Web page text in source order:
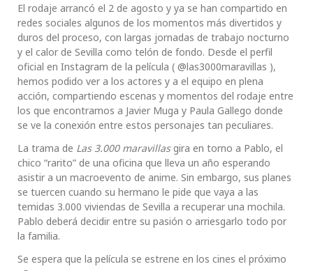
El rodaje arrancó el 2 de agosto y ya se han compartido en
redes sociales algunos de los momentos más divertidos y
duros del proceso, con largas jornadas de trabajo nocturno
y el calor de Sevilla como telón de fondo. Desde el perfil
oficial en Instagram de la película ( @las3000maravillas ),
hemos podido ver a los actores y a el equipo en plena
acción, compartiendo escenas y momentos del rodaje entre
los que encontramos a Javier Muga y Paula Gallego donde
se ve la conexión entre estos personajes tan peculiares.
La trama de Las 3.000 maravillasgira en torno a Pablo, el
chico “rarito” de una oficina que lleva un año esperando
asistir a un macroevento de anime. Sin embargo, sus planes
se tuercen cuando su hermano le pide que vaya a las
temidas 3.000 viviendas de Sevilla a recuperar una mochila.
Pablo deberá decidir entre su pasión o arriesgarlo todo por
la familia.
Se espera que la película se estrene en los cines el próximo